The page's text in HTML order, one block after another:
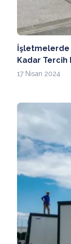
İşletmelerde
Kadar Tercih
17 Nisan 2024